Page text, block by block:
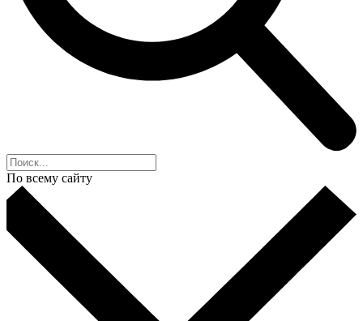
По всему сайту